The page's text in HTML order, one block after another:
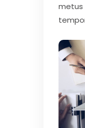
metus